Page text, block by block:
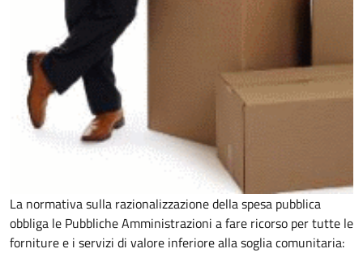
La normativa sulla razionalizzazione della spesa pubblica
obbliga le Pubbliche Amministrazioni a fare ricorso per tutte le
forniture e i servizi di valore inferiore alla soglia comunitaria: